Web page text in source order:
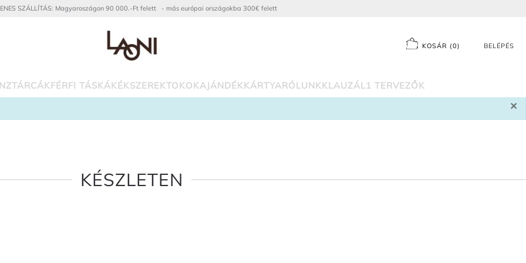
SZÁLLÍTÁS: Magyaroszágon 90 000.-Ft felett - más európai országokba 300€ felett
KOSÁR (0) BELÉPÉS
FÉRFI TÁSKÁKÉKSZEREKTOKOKAJÁNDÉKKÁRTYARÓLUNKKLAUZÁL1 TERVEZŐK
×
KÉSZLETEN